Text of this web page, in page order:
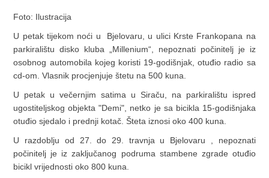
Foto: Ilustracija
U petak tijekom noći u Bjelovaru, u ulici Krste Frankopana na
parkiralištu disko kluba „Millenium“, nepoznati počinitelj je iz
osobnog automobila kojeg koristi 19-godišnjak, otuđio radio sa
cd-om. Vlasnik procjenjuje štetu na 500 kuna.
U petak u večernjim satima u Siraču, na parkiralištu ispred
ugostiteljskog objekta "Demi", netko je sa bicikla 15-godišnjaka
otuđio sjedalo i prednji kotač. Šteta iznosi oko 400 kuna.
U razdoblju od 27. do 29. travnja u Bjelovaru , nepoznati
počinitelj je iz zaključanog podruma stambene zgrade otuđio
bicikl vrijednosti oko 800 kuna.